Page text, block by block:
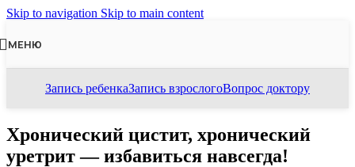
Skip to navigation Skip to main content
МЕНЮ
Запись ребенкаЗапись взрослогоВопрос доктору
Хронический цистит, хронический
уретрит — избавиться навсегда!